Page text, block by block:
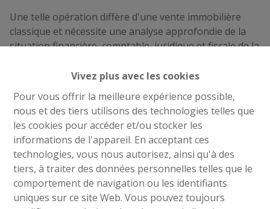
Vivez plus avec les cookies
Pour vous offrir la meilleure expérience possible,
nous et des tiers utilisons des technologies telles que
les cookies pour accéder et/ou stocker les
informations de l'appareil. En acceptant ces
technologies, vous nous autorisez, ainsi qu'à des
tiers, à traiter des données personnelles telles que le
comportement de navigation ou les identifiants
uniques sur ce site Web. Vous pouvez toujours
Une telle opération diffère d'une vente immobilière
classique et nécessite une analyse approfondie de la
situation financière, comptable, juridique et fiscale de la
actifs, les éventuelles dettes, les engagements en cours
ainsi que les comptes de la société.
Selon les circonstances, une reprise de société peut
présenter certains avantages, mais également des
risques spécifiques. Chaque dossier doit donc être
analysé individuellement avec l'aide de votre notaire, de
votre comptable ou de votre conseiller fiscal.
Nous vous accompagnons volontiers afin de vous